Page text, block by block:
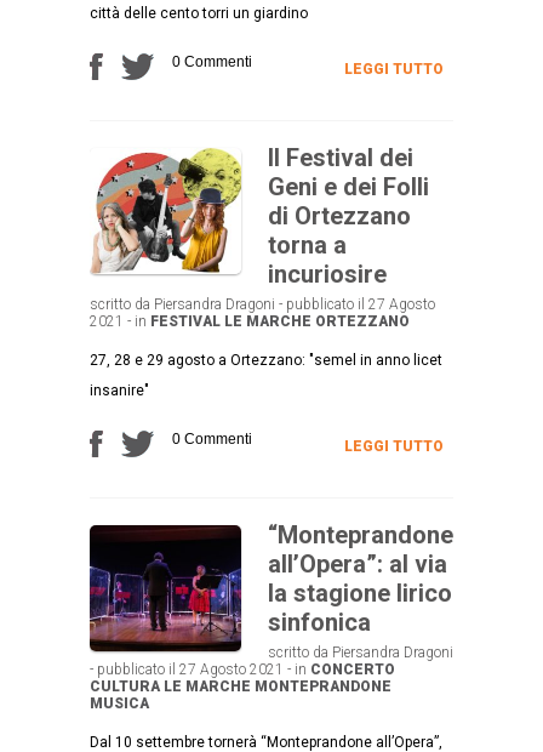
città delle cento torri un giardino
0 Commenti LEGGI TUTTO
Il Festival dei
Geni e dei Folli
di Ortezzano
torna a
incuriosire
scritto da Piersandra Dragoni - pubblicato il 27 Agosto
2021 - in FESTIVAL LE MARCHE ORTEZZANO
27, 28 e 29 agosto a Ortezzano: "semel in anno licet
insanire"
0 Commenti LEGGI TUTTO
“Monteprandone
all’Opera”: al via
la stagione lirico
sinfonica
scritto da Piersandra Dragoni
- pubblicato il 27 Agosto 2021 - in CONCERTO
CULTURA LE MARCHE MONTEPRANDONE
MUSICA
Dal 10 settembre tornerà “Monteprandone all’Opera”,